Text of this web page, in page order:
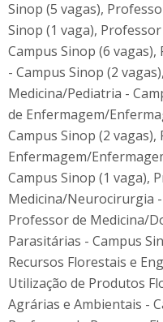
Sinop (5 vagas),
Sinop (1 vaga),
Campus Sinop (6
- Campus Sinop (2
Medicina/Pediatria -
de Enfermagem/
Campus Sinop (2
Enfermagem/
Campus Sinop (1 vaga),
Medicina/Neurocirurgia
Professor de Medicina/
Parasitárias - Campus
Recursos Florestais e
Utilização de Produtos
Agrárias e Ambientais -